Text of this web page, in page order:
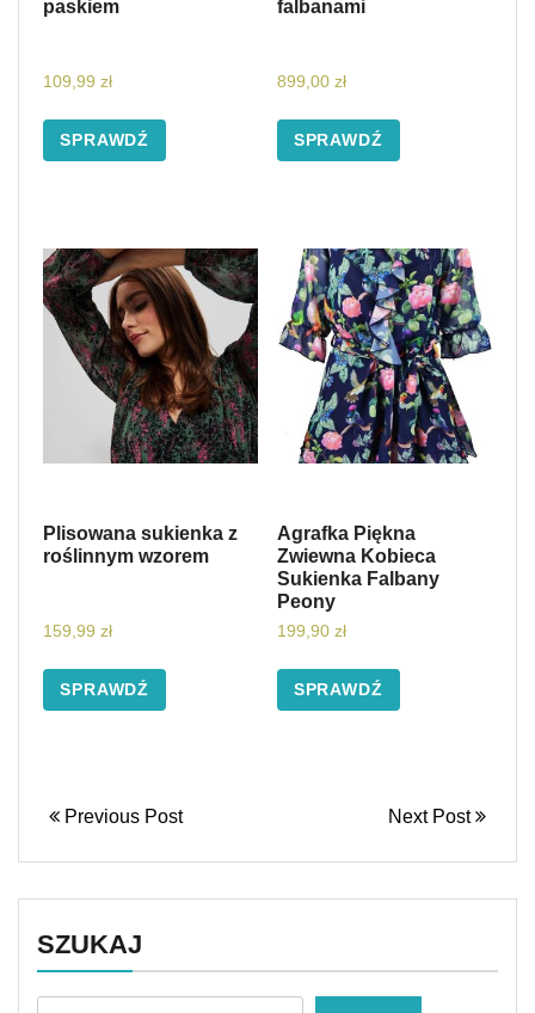
paskiem
109,99 zł
SPRAWDŹ
falbanami
899,00 zł
SPRAWDŹ
Plisowana sukienka z
roślinnym wzorem
159,99 zł
SPRAWDŹ
Agrafka Piękna
Zwiewna Kobieca
Sukienka Falbany
Peony
199,90 zł
SPRAWDŹ
Previous Post Next Post
SZUKAJ